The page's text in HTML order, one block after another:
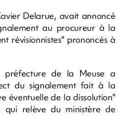
Delarue, avait annoncé
au procureur à la
révisionnistes" prononcés à
préfecture de la Meuse a
du signalement fait à la
éventuelle de la dissolution"
qui relève du ministère de